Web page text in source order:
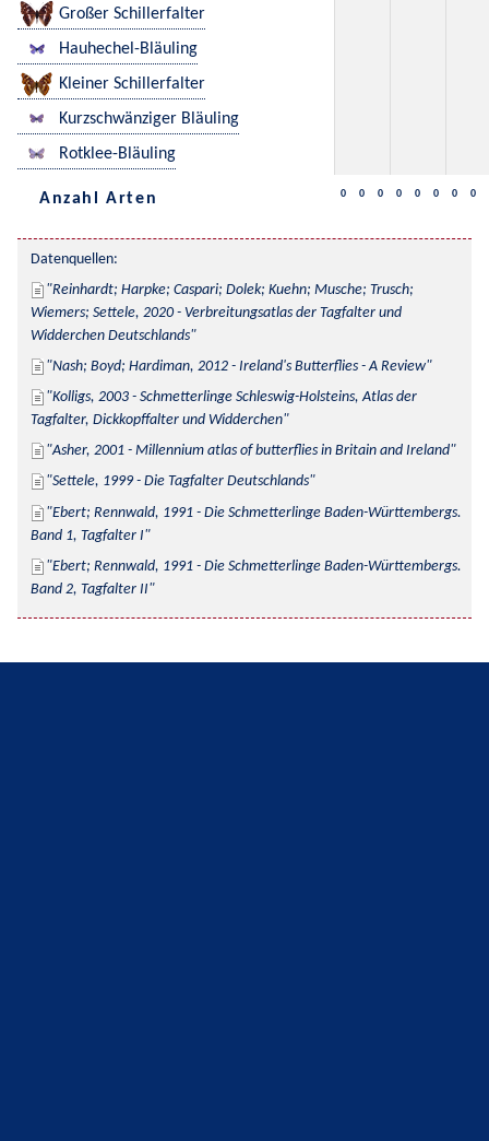
Großer Schillerfalter
Hauhechel-Bläuling
Kleiner Schillerfalter
Kurzschwänziger Bläuling
Rotklee-Bläuling
Anzahl Arten 0 0 0 0 0 0 0 0
Datenquellen:
Reinhardt; Harpke; Caspari; Dolek; Kuehn; Musche; Trusch;
Wiemers; Settele, 2020 - Verbreitungsatlas der Tagfalter und
Widderchen Deutschlands
Nash; Boyd; Hardiman, 2012 - Ireland's Butterflies - A Review
Kolligs, 2003 - Schmetterlinge Schleswig-Holsteins, Atlas der
Tagfalter, Dickkopffalter und Widderchen
Asher, 2001 - Millennium atlas of butterflies in Britain and Ireland
Settele, 1999 - Die Tagfalter Deutschlands
Ebert; Rennwald, 1991 - Die Schmetterlinge Baden-Württembergs.
Band 1, Tagfalter I
Ebert; Rennwald, 1991 - Die Schmetterlinge Baden-Württembergs.
Band 2, Tagfalter II